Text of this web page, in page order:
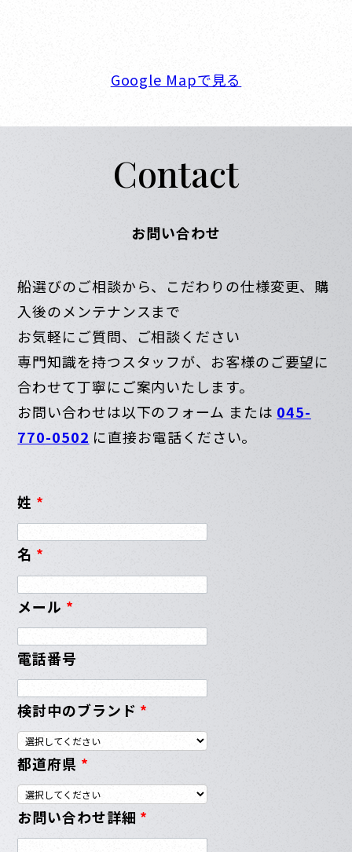
Google Mapで見る
Contact
お問い合わせ
船選びのご相談から、こだわりの仕様変更、購
入後のメンテナンスまで
お気軽にご質問、ご相談ください
専門知識を持つスタッフが、お客様のご要望に
合わせて丁寧にご案内いたします。
お問い合わせは以下のフォーム または 045-
770-0502 に直接お電話ください。
姓 *
名 *
メール *
電話番号
検討中のブランド *
都道府県 *
お問い合わせ詳細 *